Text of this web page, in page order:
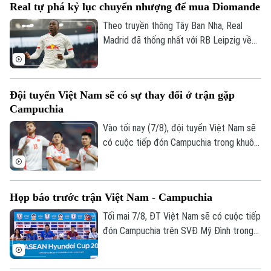
Golf
Sao
Điện ảnh
Âm nhạc
làm nhiều hơn thế trước Campuchia, quyết
thắng đẹp đối thủ đã sớm bị loại để giành
ngôi nhất bảng.
Real tự phá kỷ lục chuyển nhượng để mua Diomande
Theo truyền thông Tây Ban Nha, Real
Madrid đã thống nhất với RB Leipzig về
CLB.
Đội tuyển Việt Nam sẽ có sự thay đổi ở trận gặp
Campuchia
Vào tối nay (7/8), đội tuyển Việt Nam sẽ
có cuộc tiếp đón Campuchia trong khuôn
có những sự điều chỉnh một số vị trí
trong đội hình đội tuyển Việt Nam, nhưng
vẫn hướng tới chiến thắng trước
Họp báo trước trận Việt Nam - Campuchia
Tối mai 7/8, ĐT Việt Nam sẽ có cuộc tiếp
đón Campuchia trên SVĐ Mỹ Đình trong